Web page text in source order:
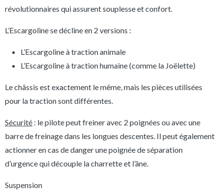
révolutionnaires qui assurent souplesse et confort.
L’Escargoline se décline en 2 versions :
L’Escargoline à traction animale
L’Escargoline à traction humaine (comme la Joëlette)
Le châssis est exactement le même, mais les pièces utilisées
pour la traction sont différentes.
Sécurité : le pilote peut freiner avec 2 poignées ou avec une
barre de freinage dans les longues descentes. Il peut également
actionner en cas de danger une poignée de séparation
d’urgence qui découple la charrette et l’âne.
Suspension